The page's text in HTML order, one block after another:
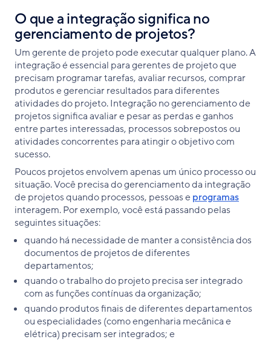
O que a integração significa no
gerenciamento de projetos?
Um gerente de projeto pode executar qualquer plano. A
integração é essencial para gerentes de projeto que
precisam programar tarefas, avaliar recursos, comprar
produtos e gerenciar resultados para diferentes
atividades do projeto. Integração no gerenciamento de
projetos significa avaliar e pesar as perdas e ganhos
entre partes interessadas, processos sobrepostos ou
atividades concorrentes para atingir o objetivo com
sucesso.
Poucos projetos envolvem apenas um único processo ou
situação. Você precisa do gerenciamento da integração
de projetos quando processos, pessoas eprogramas
interagem. Por exemplo, você está passando pelas
seguintes situações:
quando há necessidade de manter a consistência dos
documentos de projetos de diferentes
departamentos;
quando o trabalho do projeto precisa ser integrado
com as funções contínuas da organização;
quando produtos finais de diferentes departamentos
ou especialidades (como engenharia mecânica e
elétrica) precisam ser integrados; e